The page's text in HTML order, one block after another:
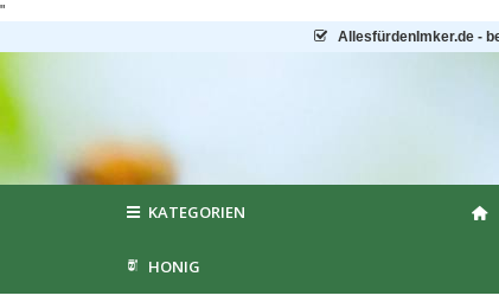
"
AllesfürdenImker.de -
KATEGORIEN
HONIG